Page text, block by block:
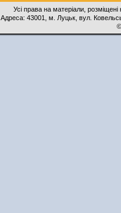
Усі права на матеріали,
Адреса: 43001, м. Луцьк, вул.